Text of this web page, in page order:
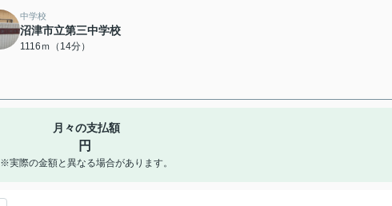
中学校
沼津市立第三中学校
1116ｍ（14分）
月々の支払額
円
※実際の金額と異なる場合があります。